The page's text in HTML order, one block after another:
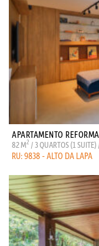
APARTAMENTO
82 M2 / 3 QUARTOS (1
RU: 9838 - ALTO DA LAPA